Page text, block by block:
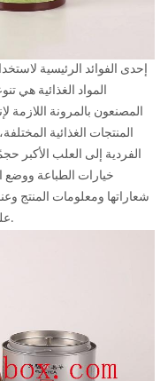
إحدى الفوائد الرئيسية
المواد الغذائية هي
المصنعون بالمرونة
المنتجات الغذائية
الفردية إلى العلب الأكبر
خيارات الطباعة ووضع
شعاراتها ومعلومات المنتج
على تعزيز رؤية العلامة التجارية والاعتراف بها.